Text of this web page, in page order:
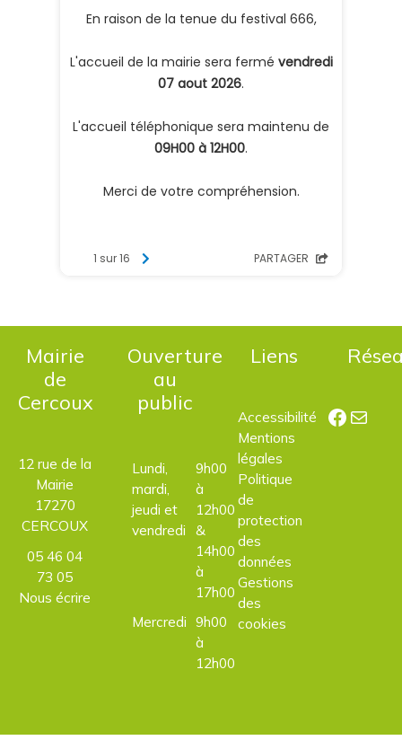
Mairie
de
Cercoux
12 rue de la
Mairie
17270
CERCOUX
05 46 04
73 05
Nous écrire
Ouverture
au
public
Lundi,
mardi,
jeudi et
vendredi
9h00
à
12h00
&
14h00
à
17h00
Mercredi 9h00
à
12h00
Liens
Accessibilité
Mentions
légales
Politique
de
protection
des
données
Gestions
des
cookies
E-mail